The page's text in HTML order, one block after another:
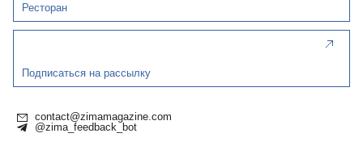
Ресторан
Подписаться на рассылку
contact@zimamagazine.com
@zima_feedback_bot